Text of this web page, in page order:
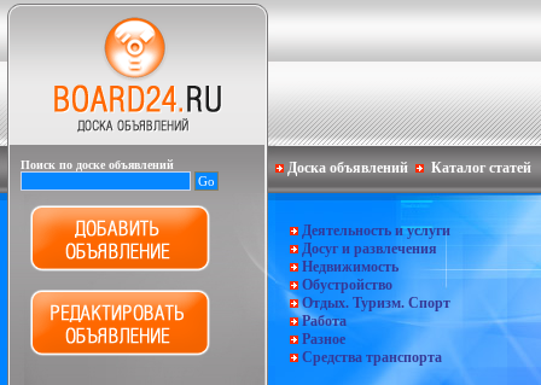
Поиск по доске объявлений Доска объявлений Каталог статей
Деятельность и услуги
Досуг и развлечения
Недвижимость
Обустройство
Отдых. Туризм. Спорт
Работа
Разное
Средства транспорта